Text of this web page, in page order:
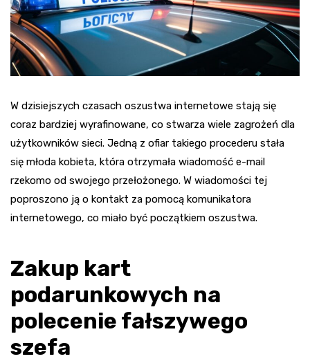
W dzisiejszych czasach oszustwa internetowe stają się
coraz bardziej wyrafinowane, co stwarza wiele zagrożeń dla
użytkowników sieci. Jedną z ofiar takiego procederu stała
się młoda kobieta, która otrzymała wiadomość e-mail
rzekomo od swojego przełożonego. W wiadomości tej
poproszono ją o kontakt za pomocą komunikatora
internetowego, co miało być początkiem oszustwa.
Zakup kart
podarunkowych na
polecenie fałszywego
szefa